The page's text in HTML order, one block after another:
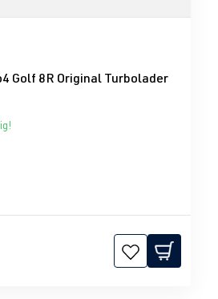
von 0 von 5 Sternen
Golf 8R Original Turbolader